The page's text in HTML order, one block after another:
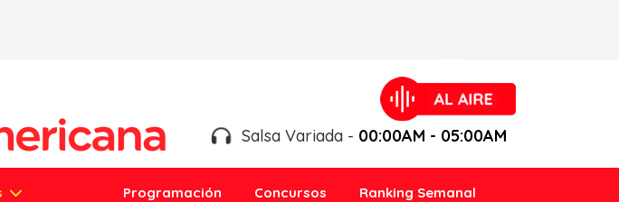
Salsa Variada - 00:00AM - 05:00AM
Programación Concursos Ranking Semanal